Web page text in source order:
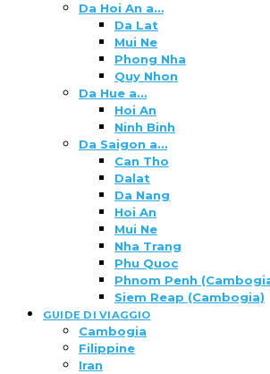
Da Hoi An a…
Da Lat
Mui Ne
Phong Nha
Quy Nhon
Da Hue a…
Hoi An
Ninh Binh
Da Saigon a…
Can Tho
Dalat
Da Nang
Hoi An
Mui Ne
Nha Trang
Phu Quoc
Phnom Penh
Siem Reap (Cambogia)
GUIDE DI VIAGGIO
Cambogia
Filippine
Iran